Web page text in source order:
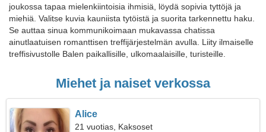
joukossa tapaa mielenkiintoisia ihmisiä, löydä sopivia tyttöjä ja
miehiä. Valitse kuvia kauniista tytöistä ja suorita tarkennettu haku.
Se auttaa sinua kommunikoimaan mukavassa chatissa
ainutlaatuisen romanttisen treffijärjestelmän avulla. Liity ilmaiselle
treffisivustolle Balen paikallisille, ulkomaalaisille, turisteille.
Miehet ja naiset verkossa
Alice
21 vuotias, Kaksoset